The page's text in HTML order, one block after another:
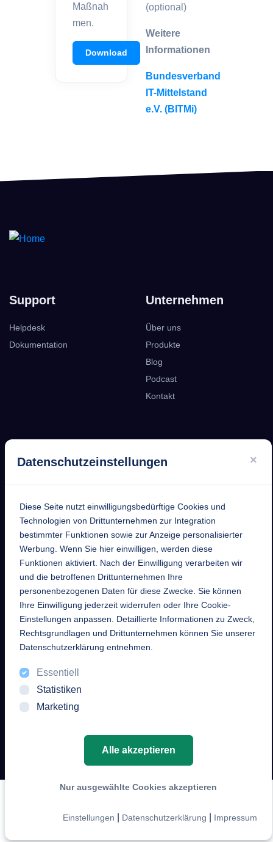
Datenschutzeinstellungen ×
Diese Seite nutzt einwilligungsbedürftige Cookies und
Technologien von Drittunternehmen zur Integration
bestimmter Funktionen sowie zur Anzeige personalisierter
Werbung. Wenn Sie hier einwilligen, werden diese
Funktionen aktiviert. Nach der Einwilligung verarbeiten wir
und die betroffenen Drittunternehmen Ihre
personenbezogenen Daten für diese Zwecke. Sie können
Ihre Einwilligung jederzeit widerrufen oder Ihre Cookie-
Einstellungen anpassen. Detaillierte Informationen zu Zweck,
Rechtsgrundlagen und Drittunternehmen können Sie unserer
Datenschutzerklärung entnehmen.
Essentiell
Statistiken
Marketing
Alle akzeptieren
Nur ausgewählte Cookies akzeptieren
Einstellungen Datenschutzerklärung Impressum
Maßnah
men.
Download
(optional)
Weitere
Informationen
Bundesverband
IT-Mittelstand
e.V. (BITMi)
Support
Helpdesk
Dokumentation
Unternehmen
Über uns
Produkte
Blog
Podcast
Kontakt
Telefon
+49 6021 632352
Mail
info [at] enteksystems [dot]
© 2026 EntekSystems GmbH. Alle Rechte vorbehalten.
Cookie-Einstellungen LinkedIn Impressum
Datenschutz